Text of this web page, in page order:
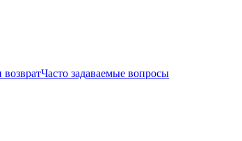
Часто задаваемые вопросы